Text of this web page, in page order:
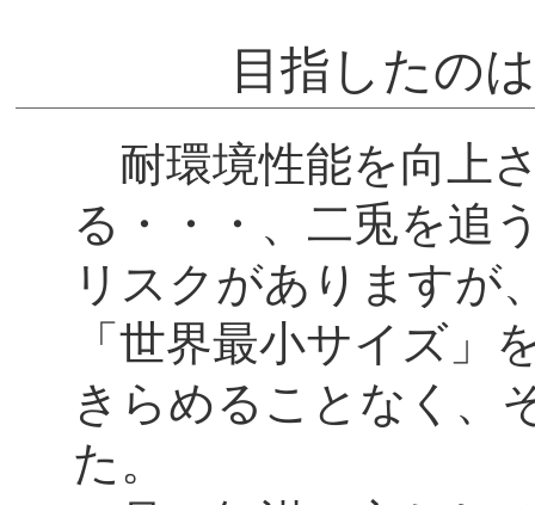
目指したの
耐環境性能を向上
る・・・、二兎を追
リスクがありますが
「世界最小サイズ」
きらめることなく、
た。